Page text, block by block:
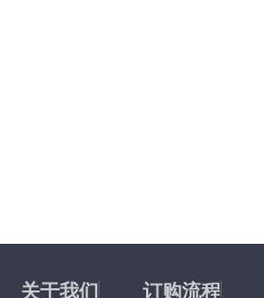
关于我们 订购流程